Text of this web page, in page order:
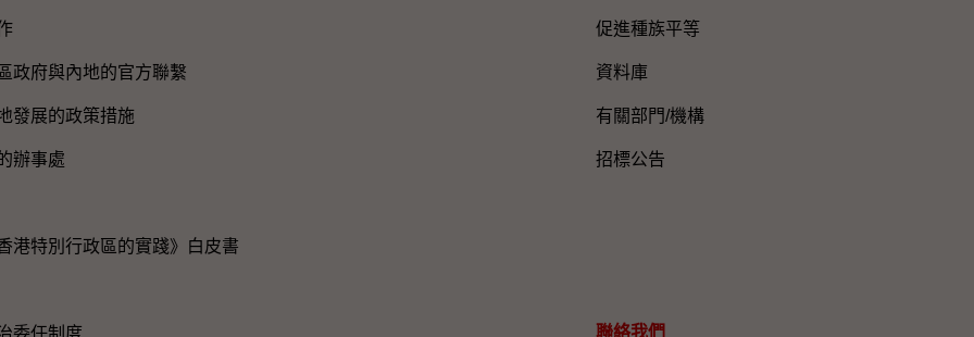
政府與內地的官方聯繫
發展的政策措施
辦事處
港特別行政區的實踐》白皮書
促進種族平等
資料庫
有關部門/機構
招標公告
聯絡我們